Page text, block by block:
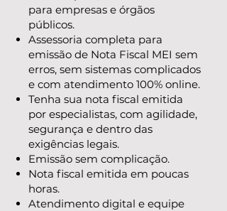
para empresas e órgãos
públicos.
Assessoria completa para
emissão de Nota Fiscal MEI sem
erros, sem sistemas complicados
e com atendimento 100% online.
Tenha sua nota fiscal emitida
por especialistas, com agilidade,
segurança e dentro das
exigências legais.
Emissão sem complicação.
Nota fiscal emitida em poucas
horas.
Atendimento digital e equipe